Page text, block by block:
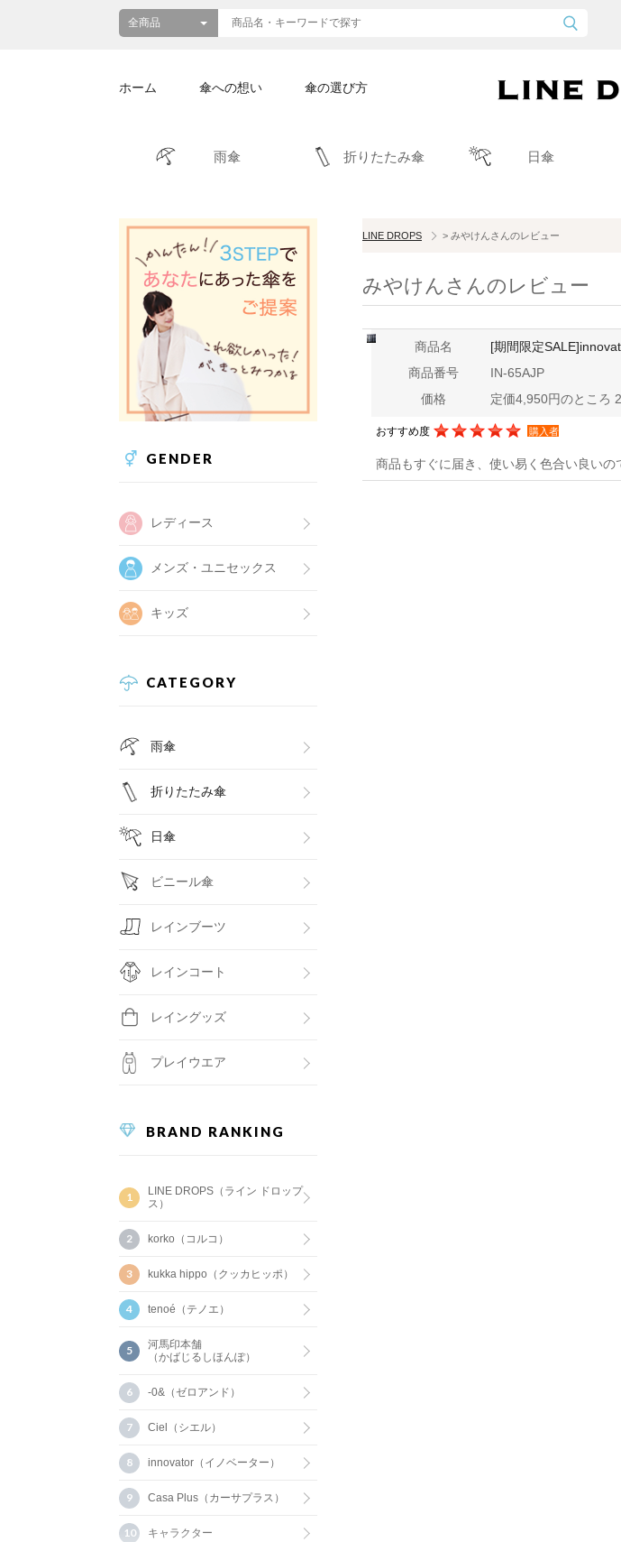
ホーム 傘への想い 傘の選び方
雨傘 折りたたみ傘 日傘
GENDER
レディース
メンズ・ユニセックス
キッズ
CATEGORY
雨傘
折りたたみ傘
日傘
ビニール傘
レインブーツ
レインコート
レイングッズ
プレイウエア
BRAND RANKING
LINE DROPS（ライン ドロップ
ス）
korko（コルコ）
kukka hippo（クッカヒッポ）
tenoé（テノエ）
河馬印本舗
（かばじるしほんぽ）
-0&（ゼロアンド）
Ciel（シエル）
innovator（イノベーター）
Casa Plus（カーサプラス）
キャラクター
LINE DROPS > みやけんさんのレビュー
みやけんさんのレビュー
商品名
[期間限定
商品番号
IN-65AJP
価格
定価4,950円のところ
おすすめ度 購入者
商品もすぐに届き、使い易く色合い良いの